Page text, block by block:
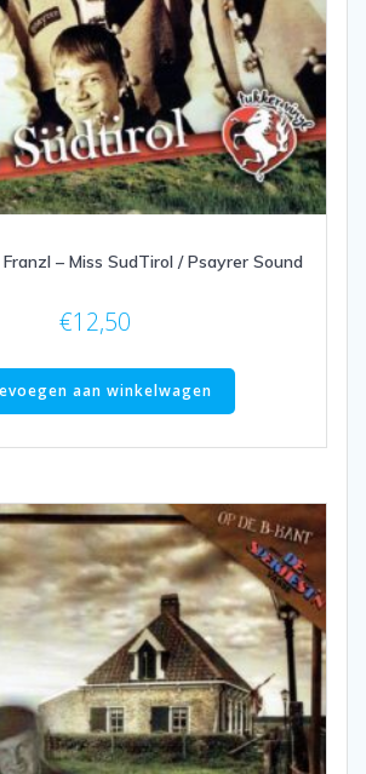
– Miss SudTirol / Psayrer Sound
€12,50
aan winkelwagen